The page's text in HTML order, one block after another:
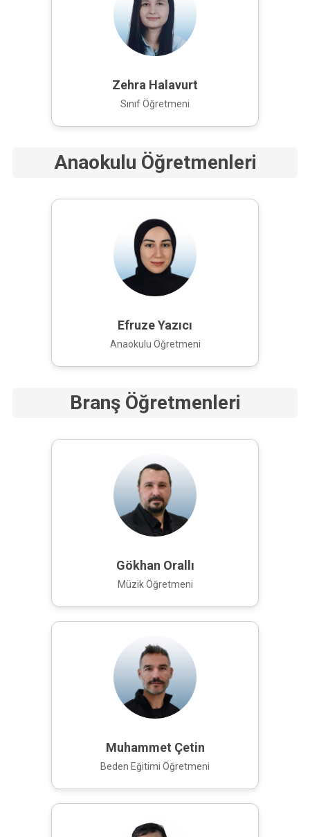
Zehra Halavurt
Sınıf Öğretmeni
Anaokulu Öğretmenleri
Efruze Yazıcı
Anaokulu Öğretmeni
Branş Öğretmenleri
Gökhan Orallı
Müzik Öğretmeni
Muhammet Çetin
Beden Eğitimi Öğretmeni